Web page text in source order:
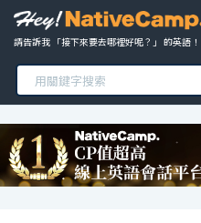
請告訴我 「接下來要去哪裡好呢？」 的英語！